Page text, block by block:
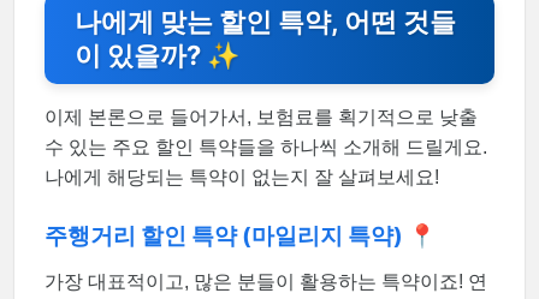
나에게 맞는 할인 특약, 어떤 것들
이 있을까? ✨
이제 본론으로 들어가서, 보험료를 획기적으로 낮출
수 있는 주요 할인 특약들을 하나씩 소개해 드릴게요.
나에게 해당되는 특약이 없는지 잘 살펴보세요!
주행거리 할인 특약 (마일리지 특약) 📍
가장 대표적이고, 많은 분들이 활용하는 특약이죠! 연